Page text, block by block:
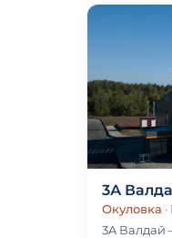
3А
Окуловка
3A Валдай